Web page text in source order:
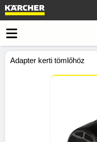
Adapter kerti tömlőhöz